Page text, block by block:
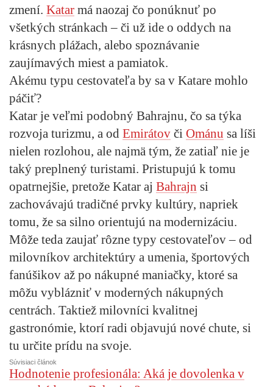
zmení. Katar má naozaj čo ponúknuť po
všetkých stránkach – či už ide o oddych na
krásnych plážach, alebo spoznávanie
zaujímavých miest a pamiatok.
Akému typu cestovateľa by sa v Katare mohlo
páčiť?
Katar je veľmi podobný Bahrajnu, čo sa týka
rozvoja turizmu, a od Emirátov či Ománu sa líši
nielen rozlohou, ale najmä tým, že zatiaľ nie je
taký preplnený turistami. Pristupujú k tomu
opatrnejšie, pretože Katar aj Bahrajn si
zachovávajú tradičné prvky kultúry, napriek
tomu, že sa silno orientujú na modernizáciu.
Môže teda zaujať rôzne typy cestovateľov – od
milovníkov architektúry a umenia, športových
fanúšikov až po nákupné maniačky, ktoré sa
môžu vyblázniť v moderných nákupných
centrách. Taktiež milovníci kvalitnej
gastronómie, ktorí radi objavujú nové chute, si
tu určite prídu na svoje.
Súvisiaci článok
Hodnotenie profesionála: Aká je dovolenka v